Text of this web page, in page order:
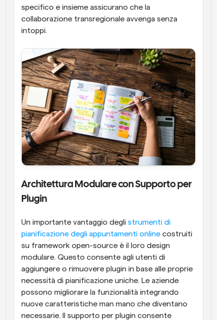
specifico e insieme assicurano che la
collaborazione transregionale avvenga senza
intoppi.
Architettura Modulare con Supporto per
Plugin
Un importante vantaggio degli strumenti di
pianificazione degli appuntamenti online costruiti
su framework open-source è il loro design
modulare. Questo consente agli utenti di
aggiungere o rimuovere plugin in base alle proprie
necessità di pianificazione uniche. Le aziende
possono migliorare la funzionalità integrando
nuove caratteristiche man mano che diventano
necessarie. Il supporto per plugin consente